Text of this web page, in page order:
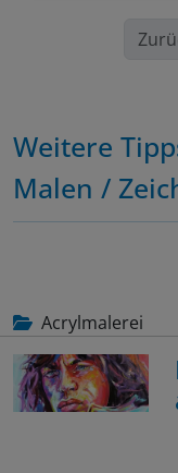
Weitere
Malen /
Acrylmalerei